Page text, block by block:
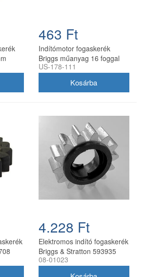
463 Ft
Indítómotor fogaskerék
Briggs műanyag 16 foggal
US-178-111
4.228 Ft
Elektromos indító fogaskerék
Briggs & Stratton 593935
693713 14 fog
08-01023